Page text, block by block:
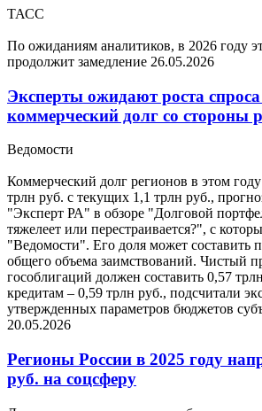
ТАСС
По ожиданиям аналитиков, в 2026 году
продолжит замедление 26.05.2026
Эксперты ожидают роста
коммерческий долг со стороны
Ведомости
Коммерческий долг регионов в этом
трлн руб. с текущих 1,1 трлн руб.,
"Эксперт РА" в обзоре "Долговой
тяжелеет или перестраивается?", с
"Ведомости". Его доля может составить
общего объема заимствований. Чистый
гособлигаций должен составить 0,57
кредитам – 0,59 трлн руб., подсчитали
утвержденных параметров бюджетов
20.05.2026
Регионы России в 2025 году
руб. на соцсферу